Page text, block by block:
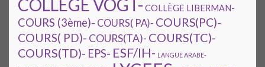
COLLEGE VOGT- COLLÈGE LIBERMAN-
COURS (3ème)- COURS( PA)- COURS(PC)-
COURS( PD)- COURS(TA)- COURS(TC)-
COURS(TD)- EPS- ESF/IH- LANGUE ARABE-